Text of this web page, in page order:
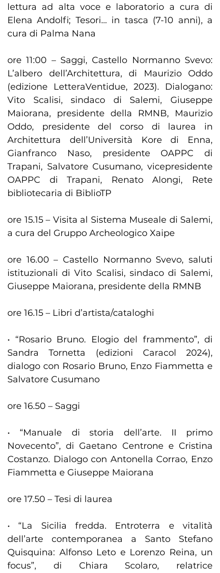
lettura ad alta voce e laboratorio a cura di
Elena Andolfi; Tesori… in tasca (7-10 anni), a
cura di Palma Nana
ore 11:00 – Saggi, Castello Normanno Svevo:
L’albero dell’Architettura, di Maurizio Oddo
(edizione LetteraVentidue, 2023). Dialogano:
Vito Scalisi, sindaco di Salemi, Giuseppe
Maiorana, presidente della RMNB, Maurizio
Oddo, presidente del corso di laurea in
Architettura dell’Università Kore di Enna,
Gianfranco Naso, presidente OAPPC di
Trapani, Salvatore Cusumano, vicepresidente
OAPPC di Trapani, Renato Alongi, Rete
bibliotecaria di BiblioTP
ore 15.15 – Visita al Sistema Museale di Salemi,
a cura del Gruppo Archeologico Xaipe
ore 16.00 – Castello Normanno Svevo, saluti
istituzionali di Vito Scalisi, sindaco di Salemi,
Giuseppe Maiorana, presidente della RMNB
ore 16.15 – Libri d’artista/cataloghi
• “Rosario Bruno. Elogio del frammento”, di
Sandra Tornetta (edizioni Caracol 2024),
dialogo con Rosario Bruno, Enzo Fiammetta e
Salvatore Cusumano
ore 16.50 – Saggi
• “Manuale di storia dell’arte. II primo
Novecento”, di Gaetano Centrone e Cristina
Costanzo. Dialogo con Antonella Corrao, Enzo
Fiammetta e Giuseppe Maiorana
ore 17.50 – Tesi di laurea
• “La Sicilia fredda. Entroterra e vitalità
dell’arte contemporanea a Santo Stefano
Quisquina: Alfonso Leto e Lorenzo Reina, un
focus”, di Chiara Scolaro, relatrice